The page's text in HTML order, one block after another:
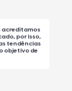
acreditamos
por isso,
tendências
objetivo de